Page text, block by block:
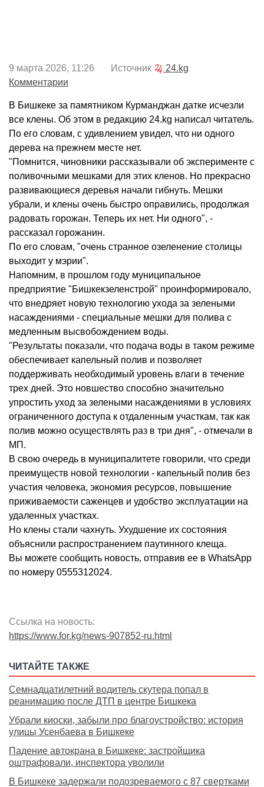
9 марта 2026, 11:26 Источник
24.kg
Комментарии
В Бишкеке за памятником Курманджан датке исчезли
все клены. Об этом в редакцию 24.kg написал читатель.
По его словам, с удивлением увидел, что ни одного
дерева на прежнем месте нет.
"Помнится, чиновники рассказывали об эксперименте с
поливочными мешками для этих кленов. Но прекрасно
развивающиеся деревья начали гибнуть. Мешки
убрали, и клены очень быстро оправились, продолжая
радовать горожан. Теперь их нет. Ни одного", -
рассказал горожанин.
По его словам, "очень странное озеленение столицы
выходит у мэрии".
Напомним, в прошлом году муниципальное
предприятие "Бишкекзеленстрой" проинформировало,
что внедряет новую технологию ухода за зелеными
насаждениями - специальные мешки для полива с
медленным высвобождением воды.
"Результаты показали, что подача воды в таком режиме
обеспечивает капельный полив и позволяет
поддерживать необходимый уровень влаги в течение
трех дней. Это новшество способно значительно
упростить уход за зелеными насаждениями в условиях
ограниченного доступа к отдаленным участкам, так как
полив можно осуществлять раз в три дня", - отмечали в
МП.
В свою очередь в муниципалитете говорили, что среди
преимуществ новой технологии - капельный полив без
участия человека, экономия ресурсов, повышение
приживаемости саженцев и удобство эксплуатации на
удаленных участках.
Но клены стали чахнуть. Ухудшение их состояния
объяснили распространением паутинного клеща.
Вы можете сообщить новость, отправив ее в WhatsApp
по номеру 0555312024.
Ссылка на новость:
https://www.for.kg/news-907852-ru.html
ЧИТАЙТЕ ТАКЖЕ
Семнадцатилетний водитель скутера попал в
реанимацию после ДТП в центре Бишкека
Убрали киоски, забыли про благоустройство: история
улицы Усенбаева в Бишкеке
Падение автокрана в Бишкеке: застройщика
оштрафовали, инспектора уволили
В Бишкеке задержали подозреваемого с 87 свертками